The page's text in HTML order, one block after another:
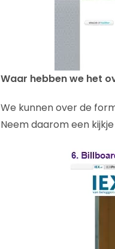
Waar hebben we het
We kunnen over de
Neem daarom een